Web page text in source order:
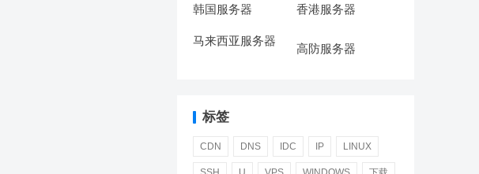
韩国服务器 香港服务器
马来西亚服务器
高防服务器
标签
CDN DNS IDC IP LINUX